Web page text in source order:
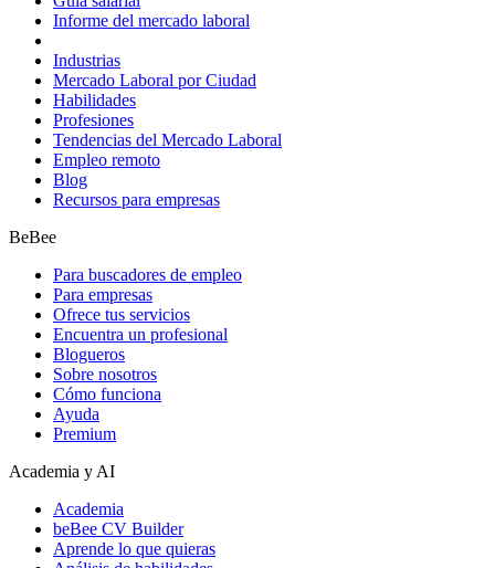
Informe del mercado laboral
Industrias
Mercado Laboral por Ciudad
Habilidades
Profesiones
Tendencias del Mercado Laboral
Empleo remoto
Blog
Recursos para empresas
BeBee
Para buscadores de empleo
Para empresas
Ofrece tus servicios
Encuentra un profesional
Blogueros
Sobre nosotros
Cómo funciona
Ayuda
Premium
Academia y AI
Academia
beBee CV Builder
Aprende lo que quieras